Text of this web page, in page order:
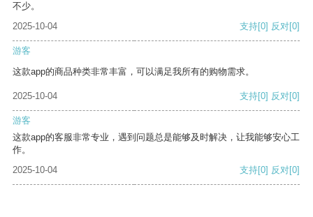
不少。
2025-10-04
支持[0] 反对[0]
游客
这款app的商品种类非常丰富，可以满足我所有的购物需求。
2025-10-04 支持[0] 反对[0]
游客
这款app的客服非常专业，遇到问题总是能够及时解决，让我能够安心工
作。
2025-10-04
支持[0] 反对[0]